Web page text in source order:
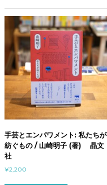
手芸とエンパワメント: 私たちが
紡ぐもの / 山崎明子 (著) 晶文
社
¥2,200